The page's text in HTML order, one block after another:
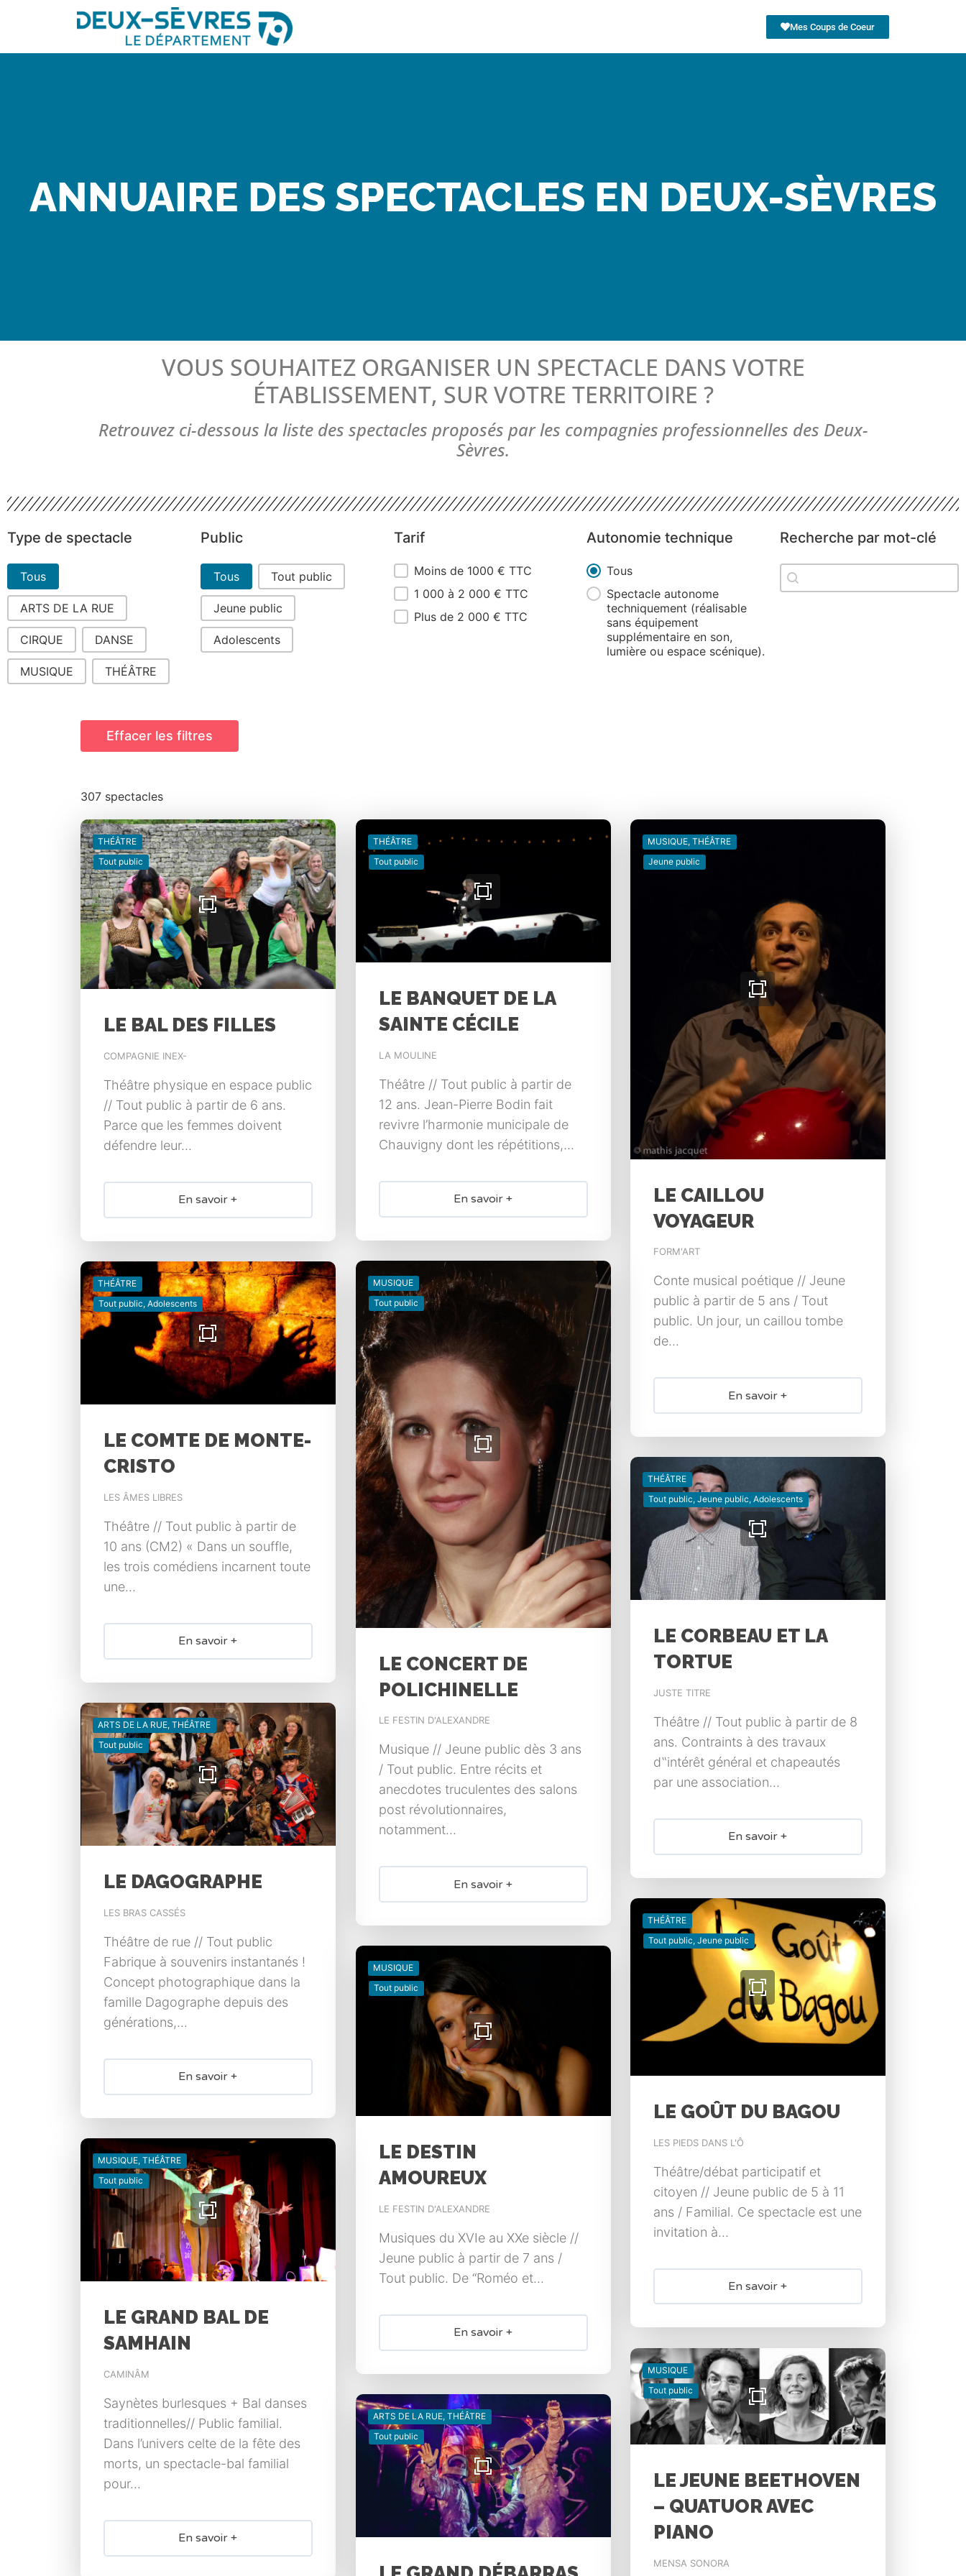
Mes Coups de Coeur
ANNUAIRE DES SPECTACLES EN DEUX-SÈVRES
VOUS SOUHAITEZ ORGANISER UN SPECTACLE DANS VOTRE
ÉTABLISSEMENT, SUR VOTRE TERRITOIRE ?
Retrouvez ci-dessous la liste des spectacles proposés par les compagnies professionnelles des Deux-
Sèvres.
Type de spectacle
Type de spectacle
Tous
ARTS DE LA RUE
CIRQUE DANSE
MUSIQUE THÉÂTRE
Public
Public
Tous Tout public
Jeune public
Adolescents
Tarif
TarifMoins de 1000 € TTC
1 000 à 2 000 € TTC
Plus de 2 000 € TTC
Autonomie technique
Autonomie technique
Tous
Spectacle autonome
techniquement (réalisable
sans équipement
supplémentaire en son,
lumière ou espace scénique).
Recherche par mot-clé
Recherche par mot-clé
Recherche par mot-clé
Effacer les filtres
307 spectacles
Tout public
THÉÂTRE
LE BAL DES FILLES
COMPAGNIE INEX-
Théâtre physique en espace public
// Tout public à partir de 6 ans.
Parce que les femmes doivent
défendre leur...
En savoir +
Tout public
THÉÂTRE
LE BANQUET DE LA
SAINTE CÉCILE
LA MOULINE
Théâtre // Tout public à partir de
12 ans. Jean-Pierre Bodin fait
revivre l’harmonie municipale de
Chauvigny dont les répétitions,...
En savoir +
Jeune public
MUSIQUE, THÉÂTRE
LE CAILLOU
VOYAGEUR
FORM'ART
Conte musical poétique // Jeune
public à partir de 5 ans / Tout
public. Un jour, un caillou tombe
de...
En savoir +
Tout public, Adolescents
THÉÂTRE
LE COMTE DE MONTE-
CRISTO
LES ÂMES LIBRES
Théâtre // Tout public à partir de
10 ans (CM2) « Dans un souffle,
les trois comédiens incarnent toute
une...
En savoir +
Tout public
MUSIQUE
LE CONCERT DE
POLICHINELLE
LE FESTIN D'ALEXANDRE
Musique // Jeune public dès 3 ans
/ Tout public. Entre récits et
anecdotes truculentes des salons
post révolutionnaires,
notamment...
En savoir +
Tout public, Jeune public, Adolescents
THÉÂTRE
LE CORBEAU ET LA
TORTUE
JUSTE TITRE
Théâtre // Tout public à partir de 8
ans. Contraints à des travaux
d‟intérêt général et chapeautés
par une association...
En savoir +
Tout public
ARTS DE LA RUE, THÉÂTRE
LE DAGOGRAPHE
LES BRAS CASSÉS
Théâtre de rue // Tout public
Fabrique à souvenirs instantanés !
Concept photographique dans la
famille Dagographe depuis des
générations,...
En savoir +
Tout public
MUSIQUE
LE DESTIN
AMOUREUX
LE FESTIN D'ALEXANDRE
Musiques du XVIe au XXe siècle //
Jeune public à partir de 7 ans /
Tout public. De “Roméo et...
En savoir +
Tout public, Jeune public
THÉÂTRE
LE GOÛT DU BAGOU
LES PIEDS DANS L'Ô
Théâtre/débat participatif et
citoyen // Jeune public de 5 à 11
ans / Familial. Ce spectacle est une
invitation à...
En savoir +
Tout public
MUSIQUE, THÉÂTRE
LE GRAND BAL DE
SAMHAIN
CAMINÂM
Saynètes burlesques + Bal danses
traditionnelles// Public familial.
Dans l’univers celte de la fête des
morts, un spectacle-bal familial
pour...
En savoir +
Tout public
ARTS DE LA RUE, THÉÂTRE
Tout public
MUSIQUE
LE JEUNE BEETHOVEN
– QUATUOR AVEC
PIANO
MENSA SONORA